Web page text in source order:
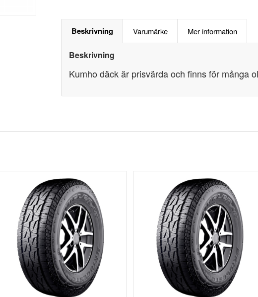
Beskrivning Varumärke Mer information
Beskrivning
Kumho däck är prisvärda och finns för många